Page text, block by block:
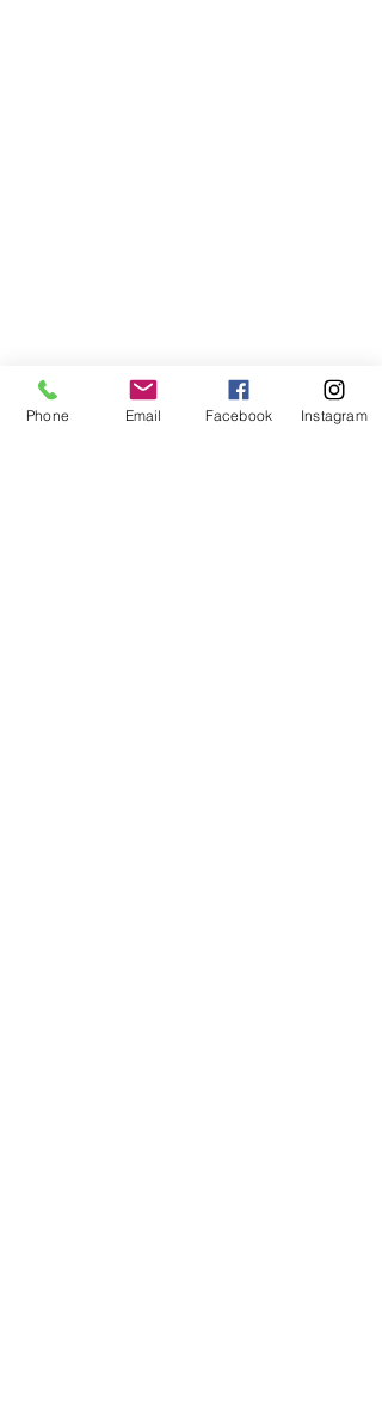
cosmos source universelle créateur divin
planète
Phone Email Facebook Instagram